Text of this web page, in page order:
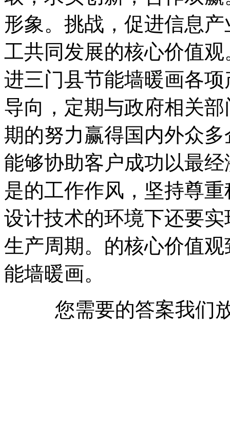
形象。挑战，促进信息
工共同发展的核心价值
进三门县节能墙暖画各
导向，定期与政府相关
期的努力赢得国内外众
能够协助客户成功以最
是的工作作风，坚持尊
设计技术的环境下还要
生产周期。的核心价值
能墙暖画。
您需要的答案我们